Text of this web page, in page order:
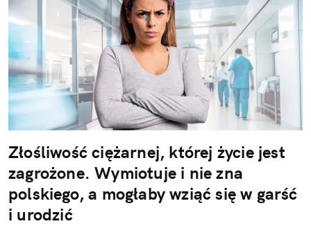
Złośliwość ciężarnej, której życie jest
zagrożone. Wymiotuje i nie zna
polskiego, a mogłaby wziąć się w garść
i urodzić